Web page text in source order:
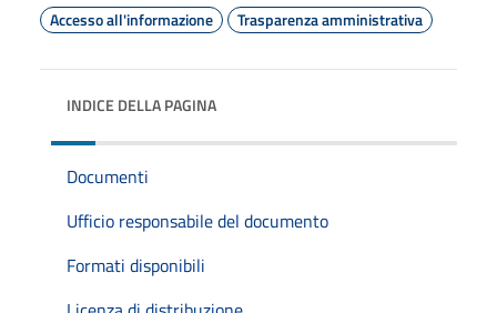
Accesso all'informazione
Trasparenza amministrativa
INDICE DELLA PAGINA
Documenti
Ufficio responsabile del documento
Formati disponibili